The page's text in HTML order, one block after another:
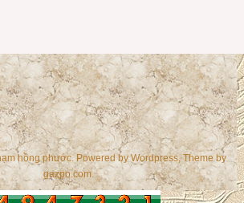
hồng phước. Powered byWordpress, Theme by
gazpo.com.